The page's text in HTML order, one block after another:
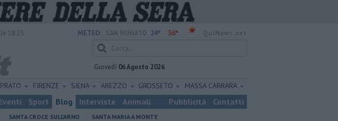
METEO: 24° 36°
Giovedì 06 Agosto 2026
PRATO FIRENZE SIENA AREZZO GROSSETO MASSA CARRARA
Sport Blog Interviste Animali Pubblicità Contatti
SANTA CROCE SULL'ARNO SANTA MARIA A MONTE